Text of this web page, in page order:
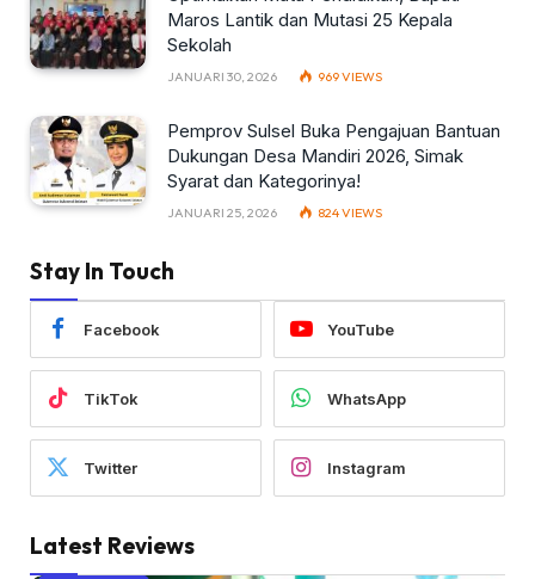
Maros Lantik dan Mutasi 25 Kepala
Sekolah
JANUARI 30, 2026 969VIEWS
Pemprov Sulsel Buka Pengajuan Bantuan
Dukungan Desa Mandiri 2026, Simak
Syarat dan Kategorinya!
JANUARI 25, 2026 824VIEWS
Stay In Touch
Facebook YouTube
TikTok WhatsApp
Twitter Instagram
Latest Reviews